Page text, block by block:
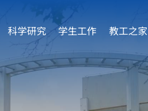
科学研究 学生工作 教工之家